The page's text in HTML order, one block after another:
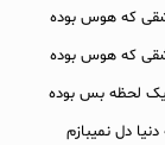
که هوس بوده
که هوس بوده
یک لحظه بس بوده
دل نمیبازم